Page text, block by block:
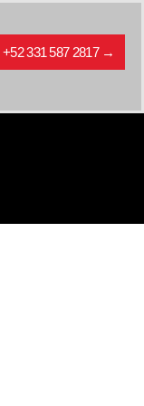
+52 331 587 2817 →